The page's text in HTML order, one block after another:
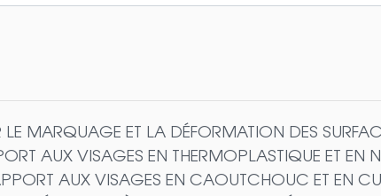
MARQUAGE ET LA DÉFORMATION DES
AUX VISAGES EN THERMOPLASTIQUE ET EN
AUX VISAGES EN CAOUTCHOUC ET EN